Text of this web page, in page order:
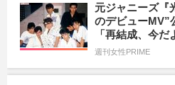
元ジャニーズ『
のデビューMV”
「再結成、今
週刊女性PRIME